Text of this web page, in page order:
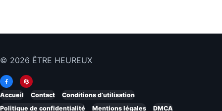
© 2026 ÊTRE HEUREUX
Accueil Contact
Conditions d’utilisation
Politique de confidentialité
Mentions légales DMCA